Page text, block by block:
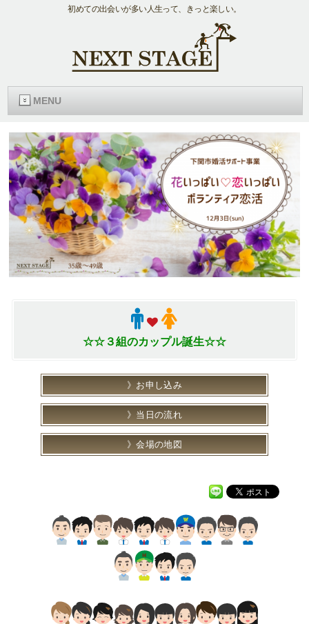
初めての出会いが多い人生って、きっと楽しい。
MENU
☆☆３組のカップル誕生☆☆
お申し込み
当日の流れ
会場の地図